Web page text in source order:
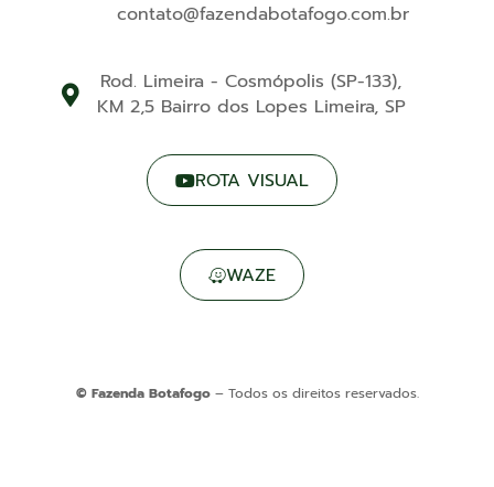
contato@fazendabotafogo.com.br
Rod. Limeira - Cosmópolis (SP-133),
KM 2,5 Bairro dos Lopes Limeira, SP
ROTA VISUAL
WAZE
© Fazenda Botafogo– Todos os direitos reservados.